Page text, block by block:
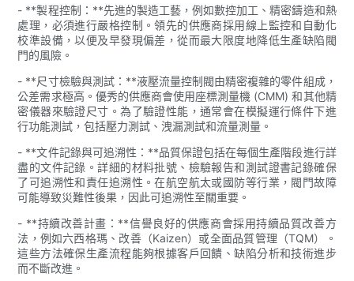
- **製程控制：**先進的製造工藝，例如數控加工、精密鑄造和熱
處理，必須進行嚴格控制。領先的供應商採用線上監控和自動化
校準設備，以便及早發現偏差，從而最大限度地降低生產缺陷閥
門的風險。
- **尺寸檢驗與測試：**液壓流量控制閥由精密複雜的零​​件組成，
公差需求極高。優秀的供應商會使用座標測量機 (CMM) 和其他精
密儀器來驗證尺寸。為了驗證性能，通常會在模擬運行條件下進
行功能測試，包括壓力測試、洩漏測試和流量測量。
- **文件記錄與可追溯性：**品質保證包括在每個生產階段進行詳
盡的文件記錄。詳細的材料批號、檢驗報告和測試證書記錄確保
了可追溯性和責任追溯性。在航空航太或國防等行業，閥門故障
可能導致災難性後果，因此可追溯性至關重要。
- **持續改善計畫：**信譽良好的供應商會採用持續品質改善方
法，例如六西格瑪、改善（Kaizen）或全面品質管理（TQM）。
這些方法確保生產流程能夠根據客戶回饋、缺陷分析和技術進步
而不斷改進。